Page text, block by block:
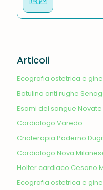
Articoli
Ecografia ostetrica e
Botulino anti rughe
Esami del sangue
Cardiologo Varedo
Crioterapia Paderno
Cardiologo Nova
Holter cardiaco Cesano
Ecografia ostetrica e